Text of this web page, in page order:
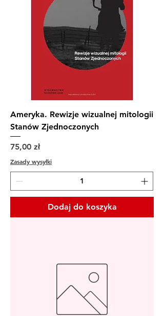
Ameryka. Rewizje wizualnej mitologii
Stanów Zjednoczonych
Cena
75,00 zł
Zasady wysyłki
Dodaj do koszyka